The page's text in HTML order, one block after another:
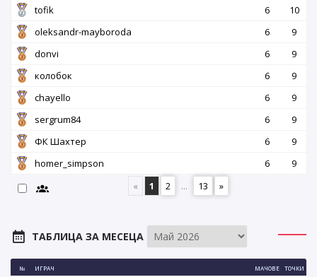
tofik
6
10
oleksandr-mayboroda
6
9
donvi
6
9
колобок
6
9
chayello
6
9
sergrum84
6
9
ФК Шахтер
6
9
homer_simpson
6
9
«
1 2 ... 13 »
ТАБЛИЦА ЗА МЕСЕЦА
№ ИГРАЧ МАЧОВЕ ТОЧКИ